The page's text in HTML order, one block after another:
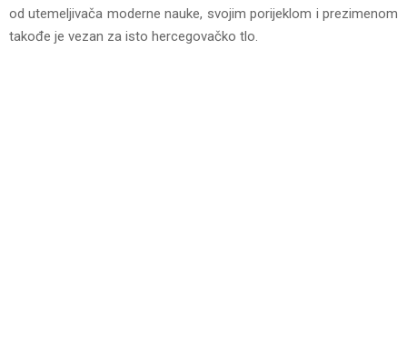
od utemeljivača moderne nauke, svojim porijeklom i prezimenom
takođe je vezan za isto hercegovačko tlo.